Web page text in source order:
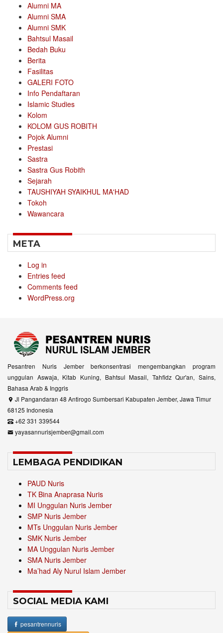
Alumni MA
Alumni SMA
Alumni SMK
Bahtsul Masail
Bedah Buku
Berita
Fasilitas
GALERI FOTO
Info Pendaftaran
Islamic Studies
Kolom
KOLOM GUS ROBITH
Pojok Alumni
Prestasi
Sastra
Sastra Gus Robith
Sejarah
TAUSHIYAH SYAIKHUL MA'HAD
Tokoh
Wawancara
META
Log in
Entries feed
Comments feed
WordPress.org
Pesantren Nuris Jember berkonsentrasi mengembangkan program
unggulan Aswaja, Kitab Kuning, Bahtsul Masail, Tahfidz Qur'an, Sains,
Bahasa Arab & Inggris
Jl Pangandaran 48 Antirogo Sumbersari Kabupaten Jember, Jawa Timur
68125 Indonesia
+62 331 339544
yayasannurisjember@gmail.com
LEMBAGA PENDIDIKAN
PAUD Nuris
TK Bina Anaprasa Nuris
MI Unggulan Nuris Jember
SMP Nuris Jember
MTs Unggulan Nuris Jember
SMK Nuris Jember
MA Unggulan Nuris Jember
SMA Nuris Jember
Ma’had Aly Nurul Islam Jember
SOCIAL MEDIA KAMI
pesantrennuris